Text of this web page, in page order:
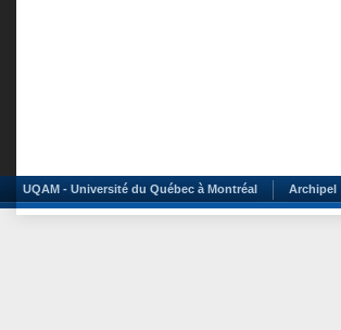
UQAM - Université du Québec à Montréal Archipel